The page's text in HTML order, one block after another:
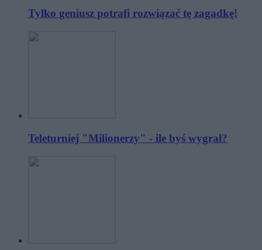
Tylko geniusz potrafi rozwiązać tę zagadkę!
Teleturniej "Milionerzy" - ile byś wygrał?